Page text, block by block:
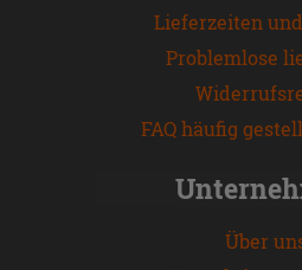
Lieferzeiten
Problemlose
FAQ häufig
Über